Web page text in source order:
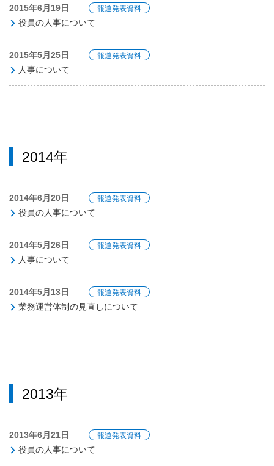
2015年6月19日 報道発表資料
役員の人事について
2015年5月25日 報道発表資料
人事について
2014年
2014年6月20日 報道発表資料
役員の人事について
2014年5月26日 報道発表資料
人事について
2014年5月13日 報道発表資料
業務運営体制の見直しについて
2013年
2013年6月21日 報道発表資料
役員の人事について